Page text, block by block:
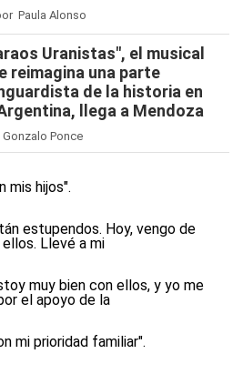
Paula Alonso
Uranistas", el musical
reimagina una parte
de la historia en
llega a Mendoza
Ponce
mis hijos".
estupendos. Hoy, vengo de
Llevé a mi
muy bien con ellos, y yo me
el apoyo de la
mi prioridad familiar".